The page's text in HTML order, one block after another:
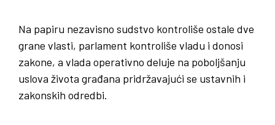
Na papiru nezavisno sudstvo kontroliše ostale dve
grane vlasti, parlament kontroliše vladu i donosi
zakone, a vlada operativno deluje na poboljšanju
uslova života građana pridržavajući se ustavnih i
zakonskih odredbi.